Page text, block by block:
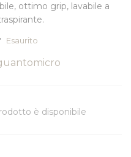
ottimo grip, lavabile a
Esaurito
è disponibile